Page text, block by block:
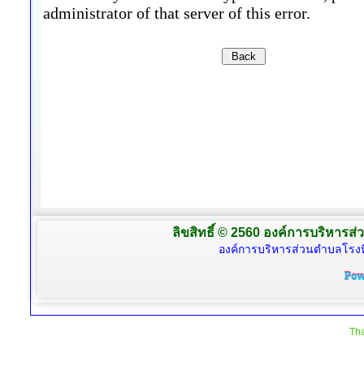
ลิขสิทธิ์ © 2560 องค์การบริหารส่
องค์การบริหารส่วนตำบลโร